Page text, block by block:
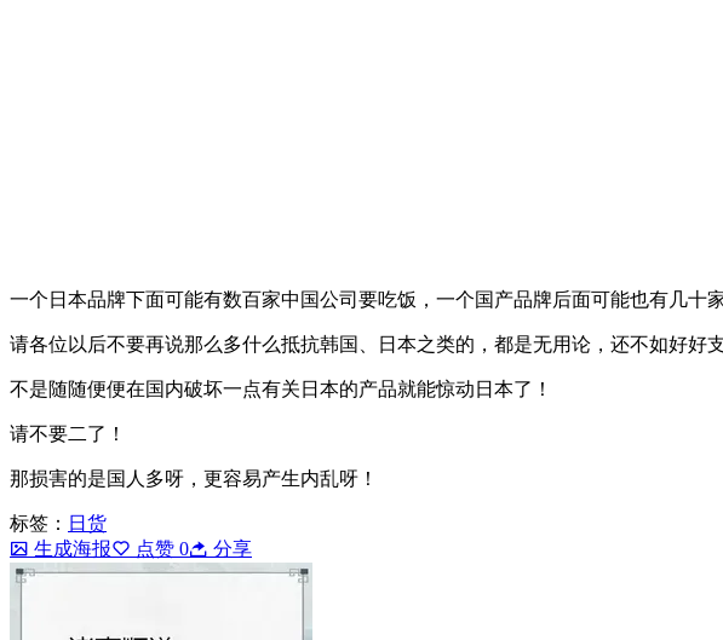
一个日本品牌下面可能有数百家中国公司要吃饭，一个国产品牌后面可能也有几
请各位以后不要再说那么多什么抵抗韩国、日本之类的，都是无用论，还不如好
不是随随便便在国内破坏一点有关日本的产品就能惊动日本了！
请不要二了！
那损害的是国人多呀，更容易产生内乱呀！
标签： 日货
生成海报
点赞 0 分享